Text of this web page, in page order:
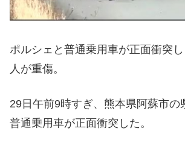
ポルシェと普通乗用車が正面衝突
人が重傷。
29日午前9時すぎ、熊本県阿蘇市の
普通乗用車が正面衝突した。